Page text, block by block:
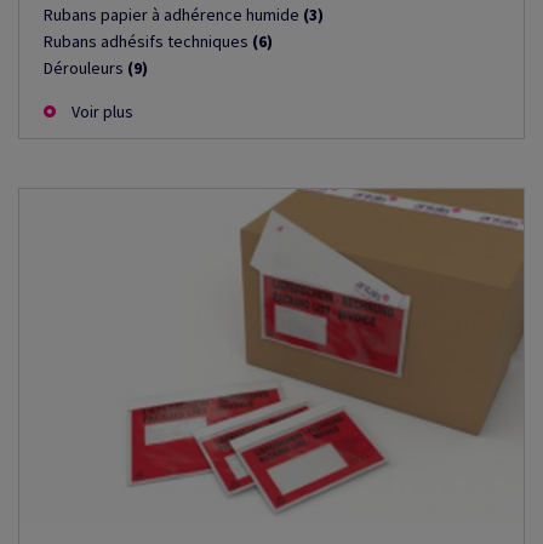
Rubans papier à adhérence humide (3)
Rubans adhésifs techniques (6)
Dérouleurs (9)
Voir plus